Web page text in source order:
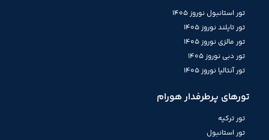
تور استانبول نوروز 1405
تور تایلند نوروز 1405
تور مالزی نوروز 1405
تور دبی نوروز 1405
تور آنتالیا نوروز 1405
تورهای پرطرفدار هورام
تور ترکیه
تور استانبول